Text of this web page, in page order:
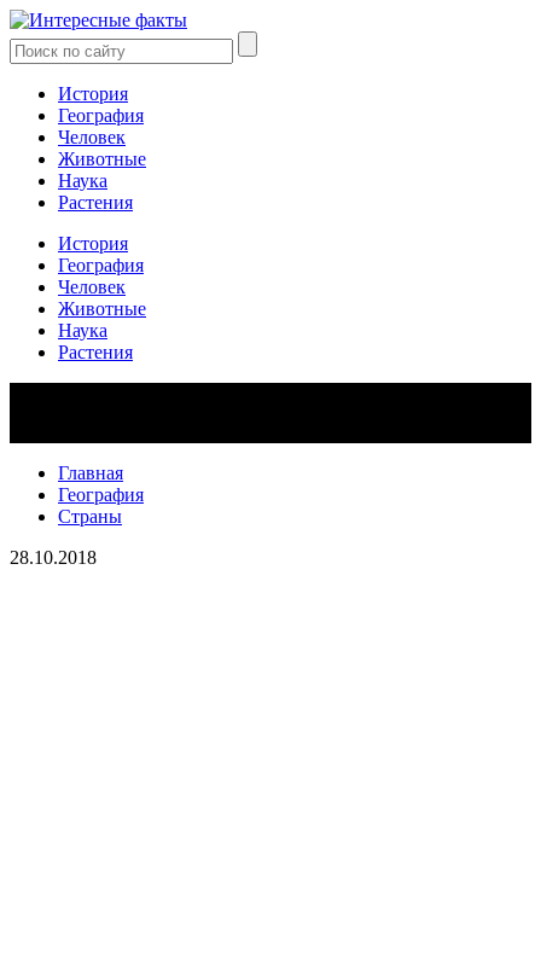
История
География
Человек
Животные
Наука
Растения
История
География
Человек
Животные
Наука
Растения
Главная
География
Страны
28.10.2018